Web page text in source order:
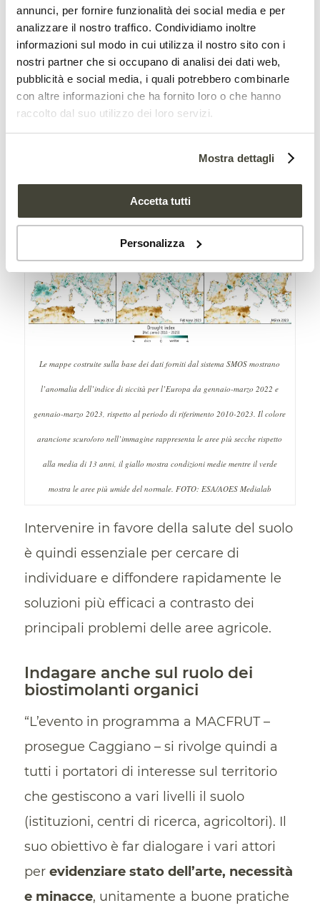
annunci, per fornire funzionalità dei social media e per
analizzare il nostro traffico. Condividiamo inoltre
informazioni sul modo in cui utilizza il nostro sito con i
nostri partner che si occupano di analisi dei dati web,
pubblicità e social media, i quali potrebbero combinarle
con altre informazioni che ha fornito loro o che hanno
raccolto dal suo utilizzo dei loro servizi.
Mostra dettagli
Accetta tutti
Personalizza
dell’Agenzia Spaziale Europe
a, il tasso di
umidità dei suolisi èridotto del 4%
rispetto alla media. E in alcune zone di
Spagna e Turchia si è arrivati a un calo
dell’8%.
Le mappe costruite sulla base dei dati forniti dal sistema SMOS mostrano
l’anomalia dell’indice di siccità per l’Europa da gennaio-marzo 2022 e
gennaio-marzo 2023, rispetto al periodo di riferimento 2010-2023. Il colore
arancione scuro/oro nell’immagine rappresenta le aree più secche rispetto
alla media di 13 anni, il giallo mostra condizioni medie mentre il verde
mostra le aree più umide del normale. FOTO: ESA/AOES Medialab
Intervenire in favore della salute del suolo
è quindi essenziale per cercare di
individuare e diffondere rapidamente le
soluzioni più efficaci a contrasto dei
principali problemi delle aree agricole.
Indagare anche sul ruolo dei
biostimolanti organici
“L’evento in programma a MACFRUT –
prosegue Caggiano – si rivolge quindi a
tutti i portatori di interesse sul territorio
che gestiscono a vari livelli il suolo
(istituzioni, centri di ricerca, agricoltori). Il
suo obiettivo è far dialogare i vari attori
per evidenziare stato dell’arte, necessità
e minacce, unitamente a buone pratiche